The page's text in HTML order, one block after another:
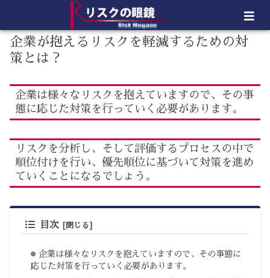
企業が抱えるリスクを軽減するための対
策とは？
企業は様々なリスクを抱えていますので、その事
態に応じた対策を行っていく必要があります。
リスクを分析し、そして評価するプロセスの中で
順位付けを行い、優先順位に基づいて対策を進め
ていくことになるでしょう。
目次
企業は様々なリスクを抱えていますので、その事態に
応じた対策を行っていく必要があります。